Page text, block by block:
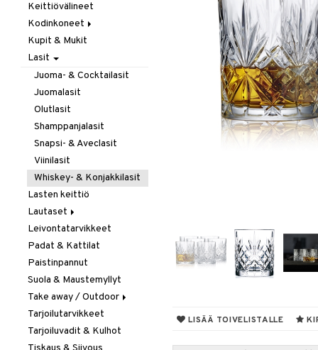
LISÄÄ TOIVELISTALLE
Keittiövälineet
Kodinkoneet
Kahvi, Tee & Espresso
Leivänpaahtimet
Mixerit &
Sähkövatkaimet
Muut koneet
Vedenkeittimet
Kupit & Mukit
Lasit
Juoma- & Cocktailasit
Juomalasit
Olutlasit
Shamppanjalasit
Snapsi- & Aveclasit
Viinilasit
Whiskey- & Konjakkilasit
Lasten keittiö
Lautaset
Asetit
Ruokalautaset
Syvät lautaset
Leivontatarvikkeet
Padat & Kattilat
Paistinpannut
Suola & Maustemyllyt
Take away / Outdoor
Eväslaatikot
Pullot
Tarjoilutarvikkeet
Tarjoiluvadit & Kulhot